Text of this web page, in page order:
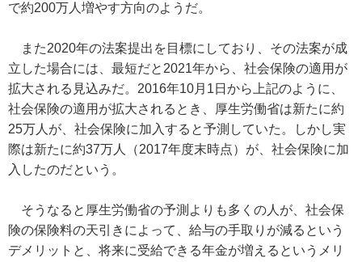
で約200万人増やす方向のようだ。
また2020年の法案提出を目標にしており、その法案が成
立した場合には、最短だと2021年から、社会保険の適用が
拡大される見込みだ。2016年10月1日から上記のように、
社会保険の適用が拡大されるとき、厚生労働省は新たに約
25万人が、社会保険に加入すると予測していた。しかし実
際は新たに約37万人（2017年度末時点）が、社会保険に加
入したのだという。
そうなると厚生労働省の予測よりも多くの人が、社会保
険の保険料の天引きによって、給与の手取りが減るという
デメリットと、将来に受給できる年金が増えるというメリ